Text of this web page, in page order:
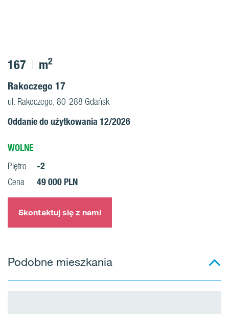
167 m2
Rakoczego 17
ul. Rakoczego, 80-288 Gdańsk
Oddanie do użytkowania 12/2026
WOLNE
Piętro -2
Cena 49 000 PLN
Skontaktuj się z nami
Podobne mieszkania